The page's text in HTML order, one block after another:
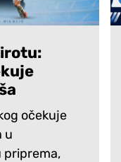
očekuje
u
priprema,